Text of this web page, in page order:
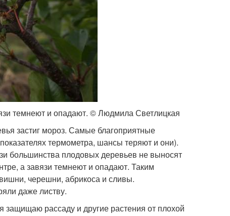
темнеют и опадают. © Людмила Светлицкая
застиг мороз. Самые благоприятные
термометра, шансы теряют и они).
большинства плодовых деревьев не выносят
а завязи темнеют и опадают. Таким
черешни, абрикоса и сливы.
даже листву.
защищаю рассаду и другие растения от плохой